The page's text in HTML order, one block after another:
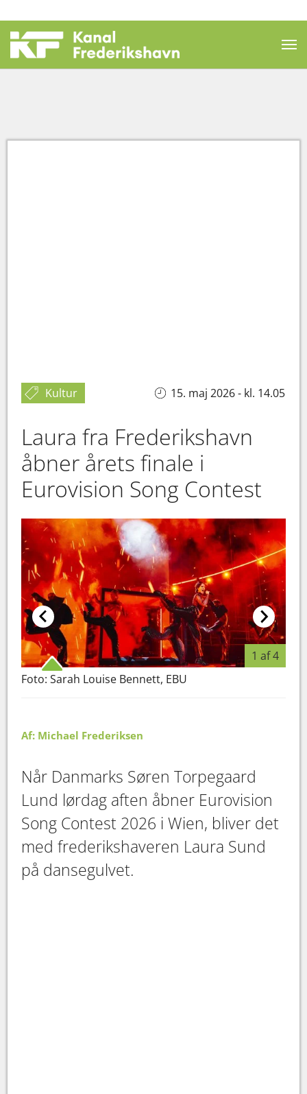
Kultur 15. maj 2026 - kl. 14.05
Laura fra Frederikshavn
åbner årets finale i
Eurovision Song Contest
1 af 4
Foto: Sarah Louise Bennett, EBU
Af: Michael Frederiksen
Når Danmarks Søren Torpegaard
Lund lørdag aften åbner Eurovision
Song Contest 2026 i Wien, bliver det
med frederikshaveren Laura Sund
på dansegulvet.